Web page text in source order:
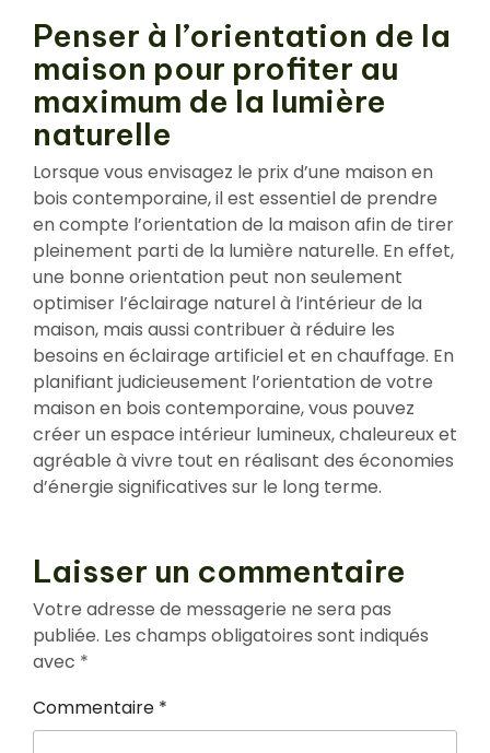
Penser à l’orientation de la
maison pour profiter au
maximum de la lumière
naturelle
Lorsque vous envisagez le prix d’une maison en
bois contemporaine, il est essentiel de prendre
en compte l’orientation de la maison afin de tirer
pleinement parti de la lumière naturelle. En effet,
une bonne orientation peut non seulement
optimiser l’éclairage naturel à l’intérieur de la
maison, mais aussi contribuer à réduire les
besoins en éclairage artificiel et en chauffage. En
planifiant judicieusement l’orientation de votre
maison en bois contemporaine, vous pouvez
créer un espace intérieur lumineux, chaleureux et
agréable à vivre tout en réalisant des économies
d’énergie significatives sur le long terme.
Laisser un commentaire
Votre adresse de messagerie ne sera pas
publiée. Les champs obligatoires sont indiqués
avec *
Commentaire *